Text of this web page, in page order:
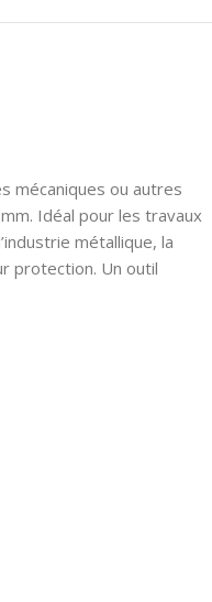
mécaniques ou autres
Idéal pour les travaux
métallique, la
protection. Un outil